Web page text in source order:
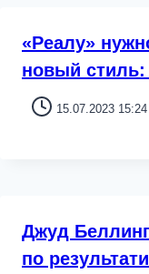
«Реалу»
новый стиль:
15.07.2023 15:24
Джуд
по